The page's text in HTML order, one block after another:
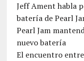
Jeff Ament habla
batería de Pearl
Pearl Jam
nuevo batería
El encuentro